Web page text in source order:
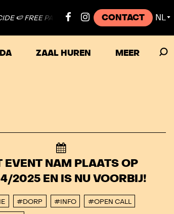
PALESTINE ● 🍉 STOP GENOCIDE 🍉 FREE
CONTACT NL ▼
ZAAL HUREN MEER
EVENT NAM PLAATS OP
2025 EN IS NU VOORBIJ!
#DORP #INFO #OPEN CALL